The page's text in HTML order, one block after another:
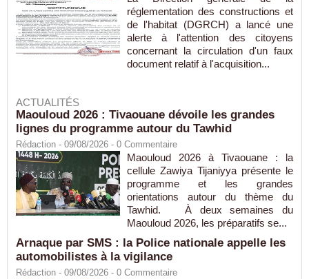
réglementation des constructions et
de l'habitat (DGRCH) a lancé une
alerte à l'attention des citoyens
concernant la circulation d'un faux
document relatif à l'acquisition...
ACTUALITÉS
Maouloud 2026 : Tivaouane dévoile les grandes
lignes du programme autour du Tawhid
Rédaction - 09/08/2026 - 0 Commentaire
Maouloud 2026 à Tivaouane : la
cellule Zawiya Tijaniyya présente le
programme et les grandes
orientations autour du thème du
Tawhid. À deux semaines du
Maouloud 2026, les préparatifs se...
Arnaque par SMS : la Police nationale appelle les
automobilistes à la vigilance
Rédaction - 09/08/2026 - 0 Commentaire